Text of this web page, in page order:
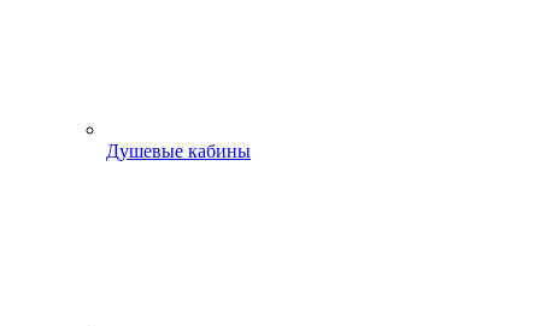
Душевые кабины